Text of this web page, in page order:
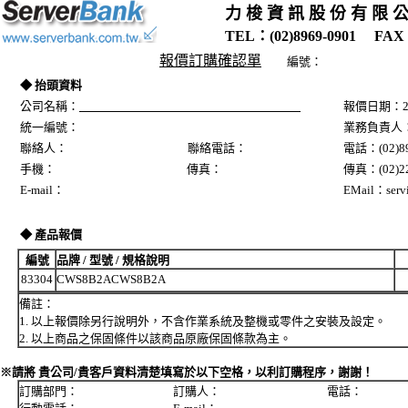
力 梭 資 訊 股 份 有 限
TEL：(02)8969-0901 FAX
報價訂購確認單
編號：
◆ 抬頭資料
公司名稱：
報價日期
統一編號：
業務負責人
聯絡人： 聯絡電話：
電話：
手機： 傳真：
傳真：
E-mail：
EMail：
◆ 產品報價
編號
品牌 / 型號 / 規格說明
83304 CWS8B2ACWS8B2A
備註：
1. 以上報價除另行說明外，不含作業系統及整機或零件之安裝及設定。
2. 以上商品之保固條件以該商品原廠保固條款為主。
※請將 貴公司/貴客戶資料清楚填寫於以下空格，以利訂購程序，謝謝！
訂購部門： 訂購人： 電話：